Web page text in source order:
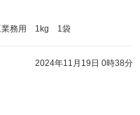
業務用 1kg 1袋
2024年11月19日 0時38分